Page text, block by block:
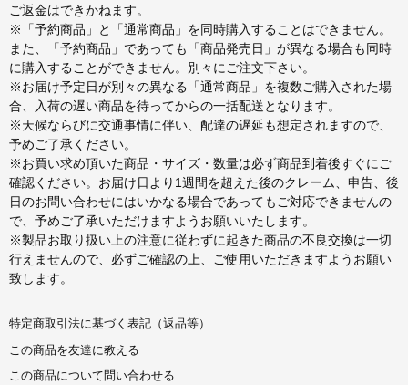
ご返金はできかねます。
※「予約商品」と「通常商品」を同時購入することはできません。
また、「予約商品」であっても「商品発売日」が異なる場合も同時
に購入することができません。別々にご注文下さい。
※お届け予定日が別々の異なる「通常商品」を複数ご購入された場
合、入荷の遅い商品を待ってからの一括配送となります。
※天候ならびに交通事情に伴い、配達の遅延も想定されますので、
予めご了承ください。
※お買い求め頂いた商品・サイズ・数量は必ず商品到着後すぐにご
確認ください。お届け日より1週間を超えた後のクレーム、申告、後
日のお問い合わせにはいかなる場合であってもご対応できませんの
で、予めご了承いただけますようお願いいたします。
※製品お取り扱い上の注意に従わずに起きた商品の不良交換は一切
行えませんので、必ずご確認の上、ご使用いただきますようお願い
致します。
特定商取引法に基づく表記（返品等）
この商品を友達に教える
この商品について問い合わせる